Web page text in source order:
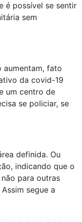
é possível se sentir
sem
aumentam, fato
da covid-19
um centro de
se policiar, se
definida. Ou
indicando que o
para outras
segue a